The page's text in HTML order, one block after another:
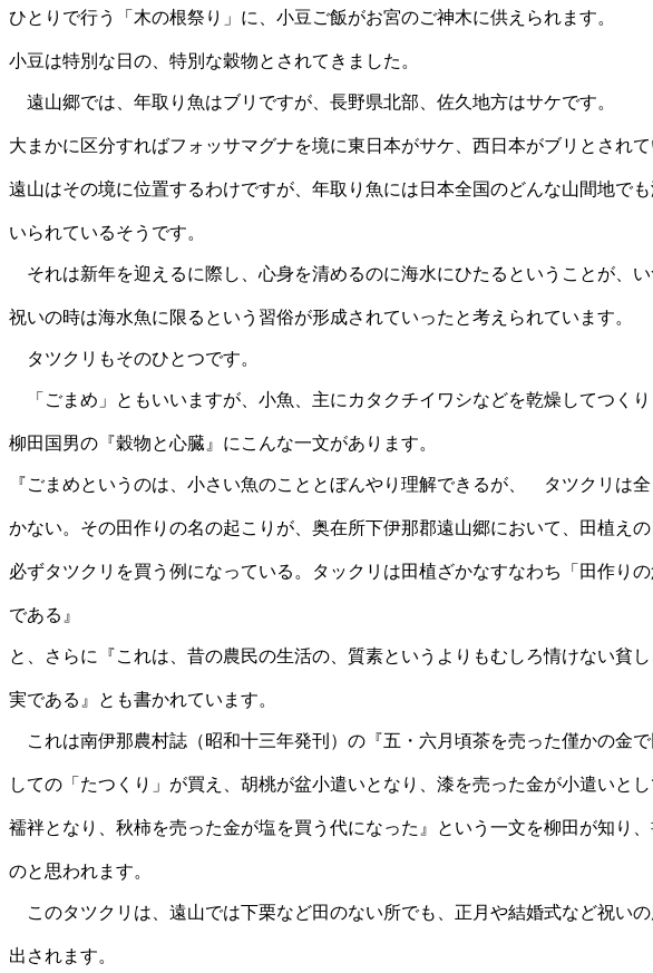
ひとりで行う「木の根祭り」に、小豆ご飯がお宮のご神木に供えられます。
小豆は特別な日の、特別な穀物とされてきました。
遠山郷では、年取り魚はブリですが、長野県北部、佐久地方はサケです。
大 まかに区分すればフォッサマグナを境に東日本がサケ、西日本がブリとされて
遠山はその境に位置するわけですが、年取り魚には日本全国のどんな山間地で
いられているそうです。
それは新年を迎えるに際し、心身を清めるのに海水にひたるということが、
祝いの時は海水魚に限るという習俗が形成されていったと考え られています。
タツクリもそのひとつです。
「ごまめ」ともいいますが、小魚、主にカタクチイワシなどを乾燥してつく
柳田国男の『穀物と心臓』にこんな一文があります。
『ごまめというのは、小さい魚のこととぼんやり理解できるが、 タツクリは
かない。その田作りの名の起こりが、奥在所下伊那郡遠山郷において、田植え
必ずタツクリを買う例になっている。タックリ は田植ざかなすなわち「田作り
である』
と、さらに『これは、昔の農民の生活の、質素というよりもむしろ情けない貧
実である』とも書かれています。
これは南伊那農村誌（昭和十三年発刊）の『五・六月頃茶を売った僅かの金
しての「たつくり」が買え、胡桃が盆小遣いとなり、漆を売った金が小遣いと
襦袢となり、秋柿を売った金が塩を買う代になった』という一文を柳田が知り
のと思われます。
このタツクリは、遠山では下栗など田のない所でも、正月や結婚式など祝い
出されます。